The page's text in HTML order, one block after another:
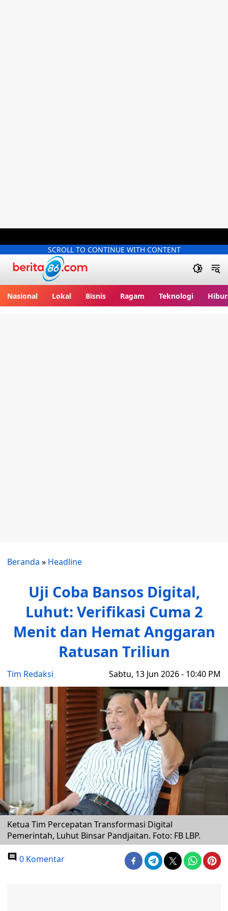
SCROLL TO CONTINUE WITH CONTENT
Nasional Lokal Bisnis Ragam Teknologi
Beranda » Headline
Uji Coba Bansos Digital,
Luhut: Verifikasi Cuma 2
Menit dan Hemat Anggaran
Ratusan Triliun
Tim Redaksi Sabtu, 13 Jun 2026 - 10:40 PM
Ketua Tim Percepatan Transformasi Digital
Pemerintah, Luhut Binsar Pandjaitan. Foto: FB LBP.
0 Komentar